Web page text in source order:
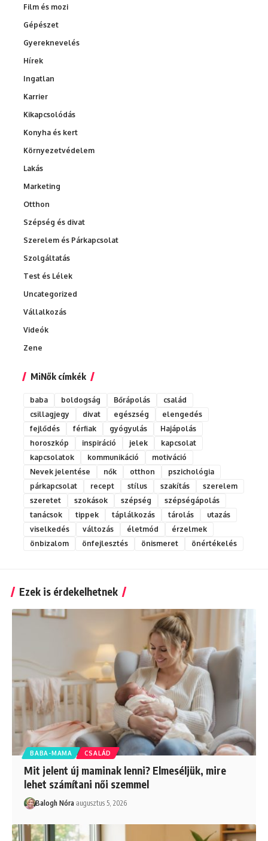
Film és mozi
Gépészet
Gyereknevelés
Hírek
Ingatlan
Karrier
Kikapcsolódás
Konyha és kert
Környezetvédelem
Lakás
Marketing
Otthon
Szépség és divat
Szerelem és Párkapcsolat
Szolgáltatás
Test és Lélek
Uncategorized
Vállalkozás
Videók
Zene
MiNők címkék
baba boldogság Bőrápolás
család
csillagjegy
divat egészség
elengedés
fejlődés
férfiak gyógyulás
Hajápolás
horoszkóp
inspiráció jelek
kapcsolat
kapcsolatok
kommunikáció
motiváció
Nevek jelentése
nők otthon
pszichológia
párkapcsolat
recept stílus szakítás
szerelem
szeretet
szokások szépség
szépségápolás
tanácsok
tippek táplálkozás tárolás
utazás
viselkedés
változás életmód
érzelmek
önbizalom
önfejlesztés önismeret önértékelés
Ezek is érdekelhetnek
BABA-MAMA CSALÁD
Mit jelent új maminak lenni? Elmeséljük, mire
lehet számítani női szemmel
Balogh Nóra augusztus 5, 2026